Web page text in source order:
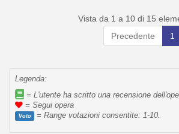
Vista da 1 a 10 di 15
Precedente
1
Legenda:
= L'utente ha scritto una recensione
= Segui opera
Voto = Range votazioni consentite: 1-10.